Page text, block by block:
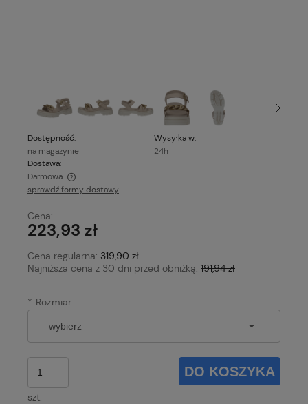
Dostępność:
na magazynie
Wysyłka w:
24h
Dostawa:
Darmowa
Cena nie zawiera ewentualnych kosztów płatności
sprawdź formy dostawy
Cena:
223,93 zł
Cena regularna: 319,90 zł
Najniższa cena z 30 dni przed obniżką: 191,94 zł
* Rozmiar:
szt.
DO KOSZYKA